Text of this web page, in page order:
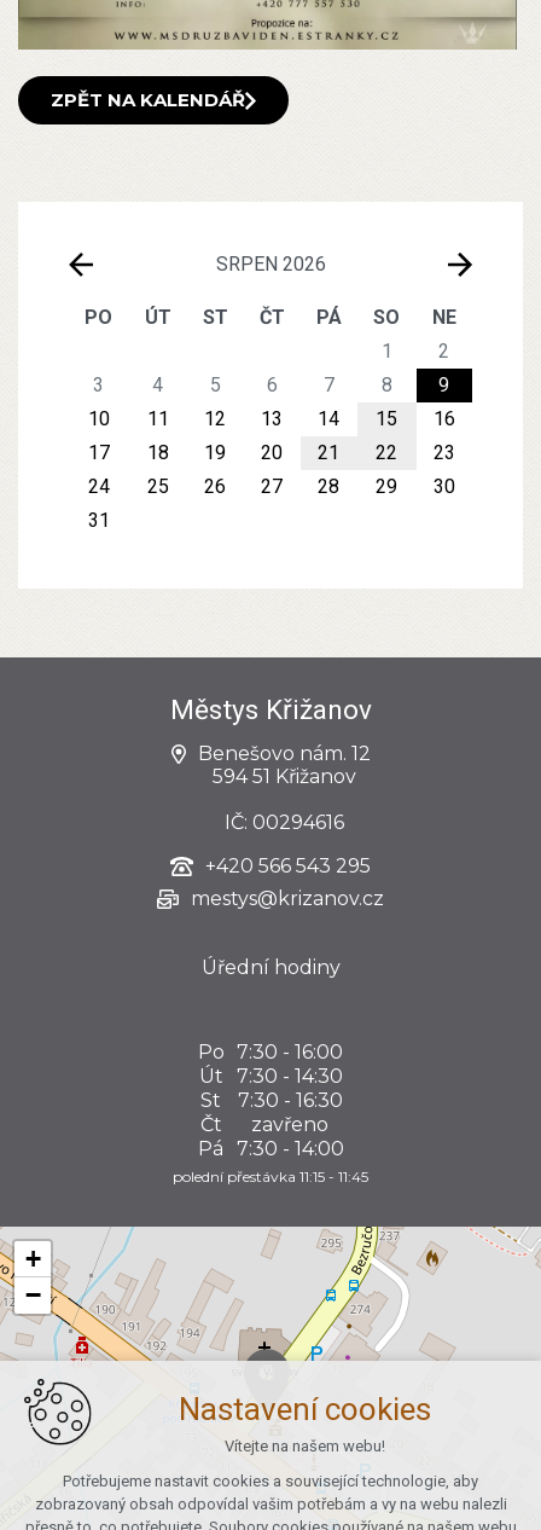
SRPEN 2026
PO ÚT ST ČT PÁ SO
NE
1
2
3
4 5 6 7 8
9
10
11 12 13 14 15
16
17
18 19 20 21 22
23
24
25 26 27 28 29
30
31
ZPĚT NA KALENDÁŘ
Městys Křižanov
Benešovo nám. 12
594 51 Křižanov
IČ: 00294616
+420 566 543 295
mestys@krizanov.cz
Úřední hodiny
Po 7:30 - 16:00
Út
7:30 - 14:30
St
7:30 - 16:30
Čt
zavřeno
Pá
7:30 - 14:00
polední přestávka 11:15 - 11:45
+
−
Nastavení cookies
Vítejte na našem webu!
Potřebujeme nastavit cookies a související technologie, aby
zobrazovaný obsah odpovídal vašim potřebám a vy na webu nalezli